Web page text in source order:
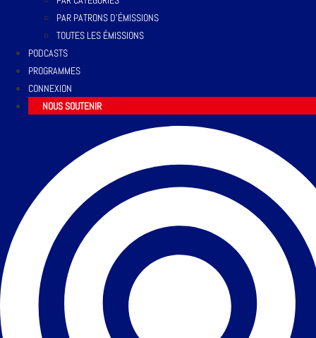
PAR PATRONS D’ÉMISSIONS
TOUTES LES ÉMISSIONS
PODCASTS
PROGRAMMES
CONNEXION
NOUS SOUTENIR